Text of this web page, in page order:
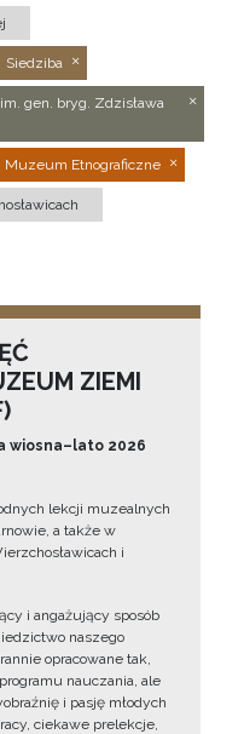
Siedziba
gen. bryg. Zdzisława
Muzeum Etnograficzne
ZIEMI
wiosna–lato 2026
lekcji muzealnych
a także w
i
i angażujący sposób
naszego
opracowane tak,
nauczania, ale
i pasję młodych
ciekawe prelekcje,